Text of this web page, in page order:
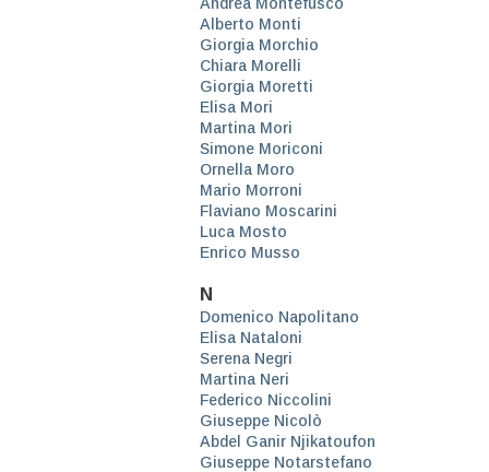
Alberto Monti
Giorgia Morchio
Chiara Morelli
Giorgia Moretti
Elisa Mori
Martina Mori
Simone Moriconi
Ornella Moro
Mario Morroni
Flaviano Moscarini
Luca Mosto
Enrico Musso
N
Domenico Napolitano
Elisa Nataloni
Serena Negri
Martina Neri
Federico Niccolini
Giuseppe Nicolò
Abdel Ganir Njikatoufon
Giuseppe Notarstefano